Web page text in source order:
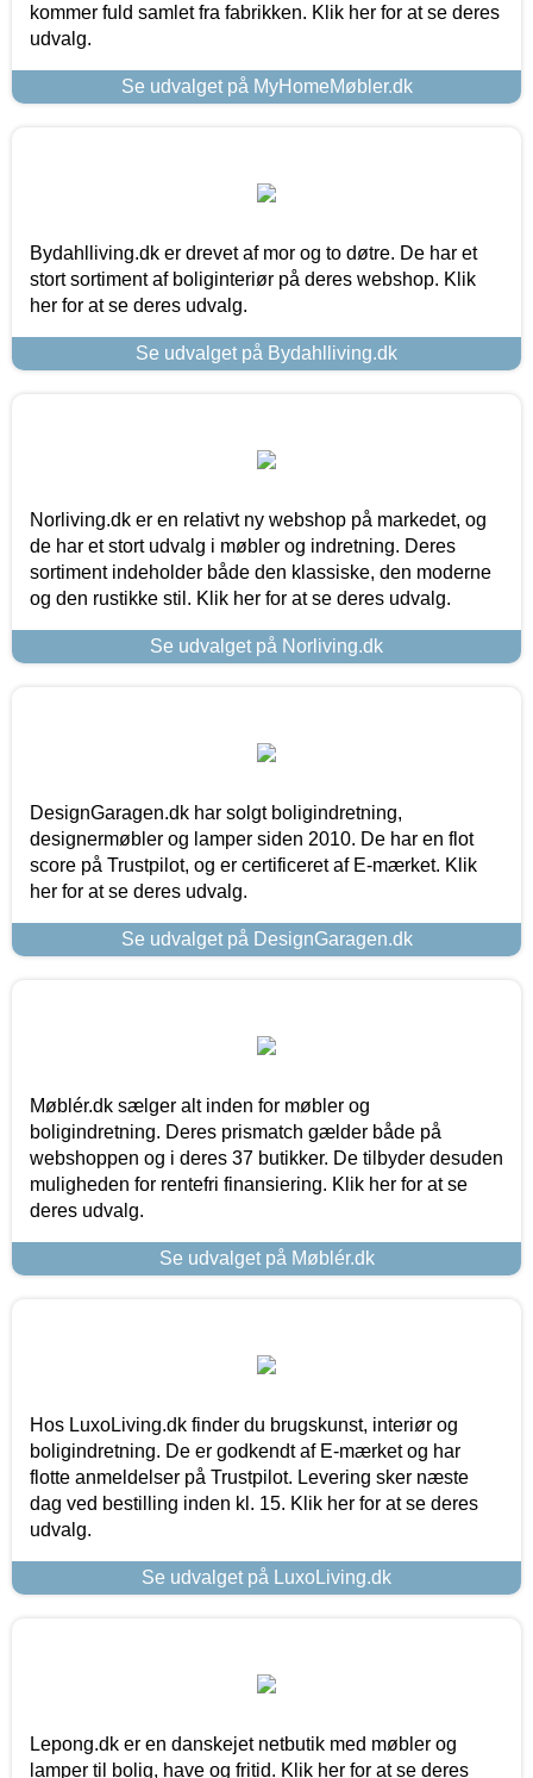
kommer fuld samlet fra fabrikken. Klik her for at se deres
udvalg.
Se udvalget på MyHomeMøbler.dk
Bydahlliving.dk er drevet af mor og to døtre. De har et
stort sortiment af boliginteriør på deres webshop. Klik
her for at se deres udvalg.
Se udvalget på Bydahlliving.dk
Norliving.dk er en relativt ny webshop på markedet, og
de har et stort udvalg i møbler og indretning. Deres
sortiment indeholder både den klassiske, den moderne
og den rustikke stil. Klik her for at se deres udvalg.
Se udvalget på Norliving.dk
DesignGaragen.dk har solgt boligindretning,
designermøbler og lamper siden 2010. De har en flot
score på Trustpilot, og er certificeret af E-mærket. Klik
her for at se deres udvalg.
Se udvalget på DesignGaragen.dk
Møblér.dk sælger alt inden for møbler og
boligindretning. Deres prismatch gælder både på
webshoppen og i deres 37 butikker. De tilbyder desuden
muligheden for rentefri finansiering. Klik her for at se
deres udvalg.
Se udvalget på Møblér.dk
Hos LuxoLiving.dk finder du brugskunst, interiør og
boligindretning. De er godkendt af E-mærket og har
flotte anmeldelser på Trustpilot. Levering sker næste
dag ved bestilling inden kl. 15. Klik her for at se deres
udvalg.
Se udvalget på LuxoLiving.dk
Lepong.dk er en danskejet netbutik med møbler og
lamper til bolig, have og fritid. Klik her for at se deres